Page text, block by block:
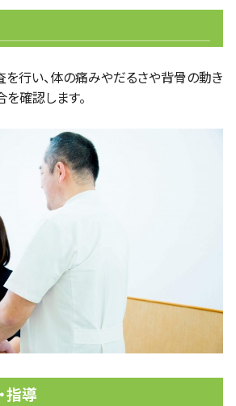
を行い、体の痛みやだるさや背骨の動き
確認します。
指導